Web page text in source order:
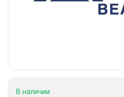
В наличии